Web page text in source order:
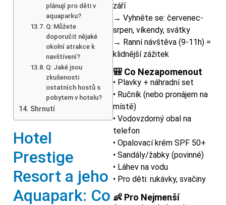
plánují pro děti v
aquaparku?
Q: Můžete
doporučit nějaké
okolní atrakce k
navštívení?
Q: Jaké jsou
zkušenosti
ostatních hostů s
pobytem v hotelu?
Shrnutí
Hotel
Prestige
Resort a jeho
Aquapark: Co
září
→ Vyhněte se: červenec-
srpen, víkendy, svátky
→ Ranní návštěva (9-11h) =
klidnější zážitek
🎒 Co Nezapomenout
• Plavky + náhradní set
• Ručník (nebo pronájem na
místě)
• Vodovzdorný obal na
telefon
• Opalovací krém SPF 50+
• Sandály/žabky (povinné)
• Láhev na vodu
• Pro děti: rukávky, svačiny
👶 Pro Nejmenší